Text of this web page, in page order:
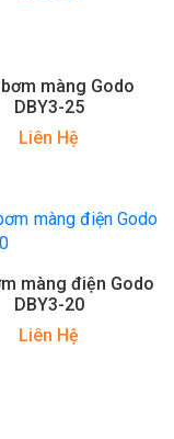
màng Godo
DBY3-25
Liên Hệ
màng điện Godo
DBY3-20
Liên Hệ